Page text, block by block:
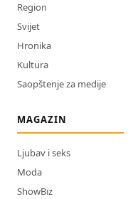
Region
Svijet
Hronika
Kultura
Saopštenje za medije
MAGAZIN
Ljubav i seks
Moda
ShowBiz